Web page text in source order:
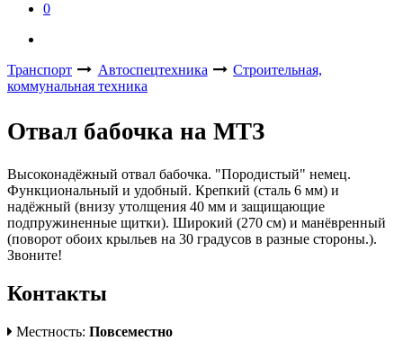
0
Транспорт Автоспецтехника
Строительная,
коммунальная техника
Отвал бабочка на МТЗ
Высоконадёжный отвал бабочка. "Породистый" немец.
Функциональный и удобный. Крепкий (сталь 6 мм) и
надёжный (внизу утолщения 40 мм и защищающие
подпружиненные щитки). Широкий (270 см) и манёвренный
(поворот обоих крыльев на 30 градусов в разные стороны.).
Звоните!
Контакты
Местность: Повсеместно